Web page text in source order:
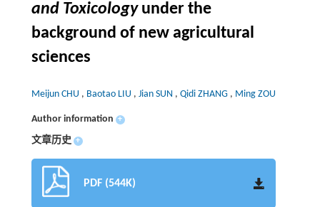
and Toxicologyunder the
background of new agricultural
sciences
Meijun CHU , Baotao LIU , Jian SUN , Qidi ZHANG , Ming ZOU
Author information +
文章历史 +
PDF (544K)